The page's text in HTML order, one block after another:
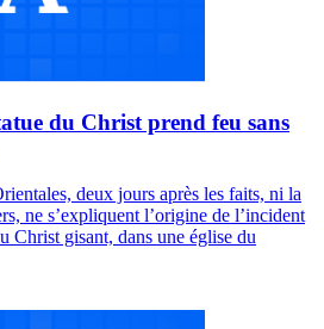
du Christ prend feu sans
deux jours après les faits, ni la
ne s’expliquent l’origine de l’incident
Christ gisant, dans une église du